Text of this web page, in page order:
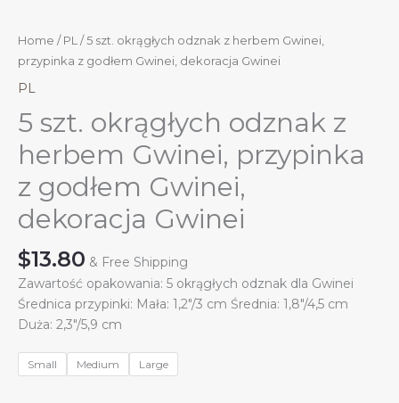
Home / PL / 5 szt. okrągłych odznak z herbem Gwinei,
przypinka z godłem Gwinei, dekoracja Gwinei
PL
5 szt. okrągłych odznak z
herbem Gwinei, przypinka
z godłem Gwinei,
dekoracja Gwinei
$13.80 & Free Shipping
Zawartość opakowania: 5 okrągłych odznak dla Gwinei
Średnica przypinki: Mała: 1,2″/3 cm Średnia: 1,8″/4,5 cm
Duża: 2,3″/5,9 cm
Small Medium Large